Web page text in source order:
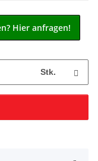
Hier anfragen!
Stk.